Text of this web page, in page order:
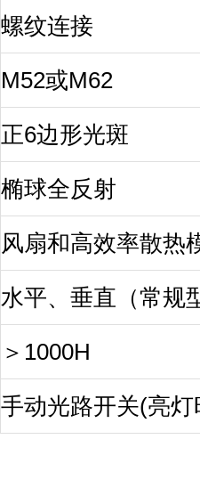
螺纹连接
M52或M62
正6边形光斑
椭球全反射
风扇和高效率散热
水平、垂直 （常规
＞ 1000H
手动光路开关(亮